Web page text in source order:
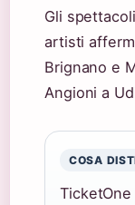
Gli
artisti
Brignano e
Angioni a
COSA